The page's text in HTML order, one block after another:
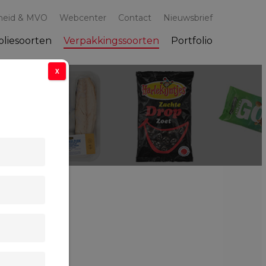
& MVO Webcenter Contact Nieuwsbrief
Verpakkingssoorten Portfolio
X